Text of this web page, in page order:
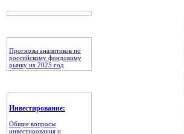
Прогнозы аналитиков по
российскому фондовому
рынку на 2025 год
Инвестирование:
Общие вопросы
инвестирования и